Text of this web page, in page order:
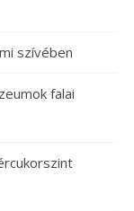
szívében
falai